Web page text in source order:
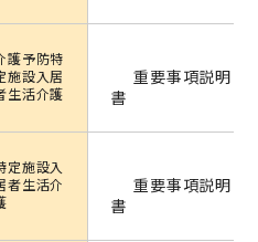
護予防特
施設入居
生活介護
重要事項説明
書
定施設入
者生活介
重要事項説明
書